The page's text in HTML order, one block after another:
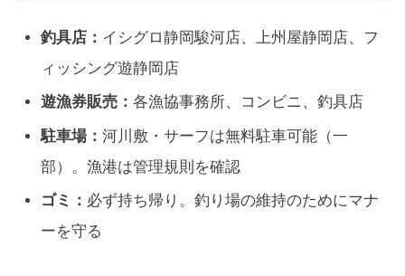
釣具店： イシグロ静岡駿河店、上州屋静岡店、フ
ィッシング遊静岡店
遊漁券販売：各漁協事務所、コンビニ、釣具店
駐車場：河川敷・サーフは無料駐車可能（一
部）。漁港は管理規則を確認
ゴミ： 必ず持ち帰り。釣り場の維持のためにマナ
ーを守る